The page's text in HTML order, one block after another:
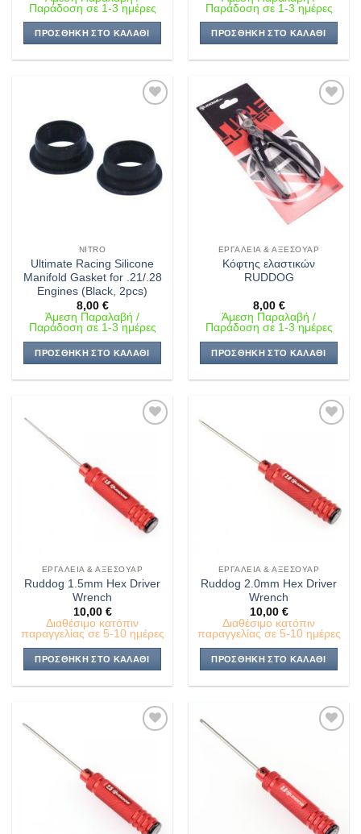
Παράδοση σε 1-3 ημέρες
ΠΡΟΣΘΉΚΗ ΣΤΟ ΚΑΛΆΘΙ
Παράδοση σε 1-3 ημέρες
ΠΡΟΣΘΉΚΗ ΣΤΟ ΚΑΛΆΘΙ
επιθυμιών
NITRO
Ultimate Racing Silicone
Manifold Gasket for .21/.28
Engines (Black, 2pcs)
8,00 €
Άμεση Παραλαβή /
Παράδοση σε 1-3 ημέρες
ΠΡΟΣΘΉΚΗ ΣΤΟ ΚΑΛΆΘΙ
επιθυμιών
ΕΡΓΑΛΕΊΑ & ΑΞΕΣΟΥΆΡ
Κόφτης ελαστικών
RUDDOG
8,00 €
Άμεση Παραλαβή /
Παράδοση σε 1-3 ημέρες
ΠΡΟΣΘΉΚΗ ΣΤΟ ΚΑΛΆΘΙ
ΕΡΓΑΛΕΊΑ & ΑΞΕΣΟΥΆΡ
Ruddog 1.5mm Hex Driver
Wrench
10,00 €
Διαθέσιμο κατόπιν
παραγγελίας σε 5-10 ημέρες
ΠΡΟΣΘΉΚΗ ΣΤΟ ΚΑΛΆΘΙ
ΕΡΓΑΛΕΊΑ & ΑΞΕΣΟΥΆΡ
Ruddog 2.0mm Hex Driver
Wrench
10,00 €
Διαθέσιμο κατόπιν
παραγγελίας σε 5-10 ημέρες
ΠΡΟΣΘΉΚΗ ΣΤΟ ΚΑΛΆΘΙ